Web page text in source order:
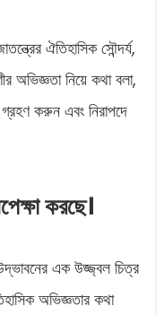
ঐতিহাসিক সৌন্দর্য,
অভিজ্ঞতা নিয়ে কথা বলা,
করুন এবং নিরাপদে
করছে।
এক উজ্জ্বল চিত্র
অভিজ্ঞতার কথা